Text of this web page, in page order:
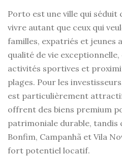
Porto est une ville qui séduit
vivre autant que ceux qui
familles, expatriés et jeunes
qualité de vie
activités sportives et
plages. Pour les
est particulièrement
offrent des biens premium
patrimoniale durable, tandis
Bonfim, Campanhã et Vila
fort potentiel locatif.